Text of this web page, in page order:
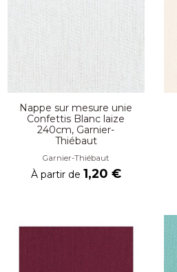
Nappe sur mesure unie
Confettis Blanc laize
240cm, Garnier-
Thiébaut
Garnier-Thiébaut
À partir de 1,20 €